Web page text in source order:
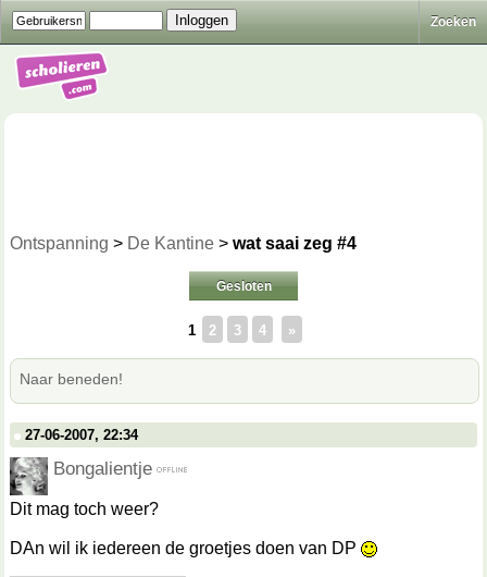
Zoeken
Ontspanning > De Kantine > wat saai zeg #4
Gesloten
1 2 3 4 »
Naar beneden!
27-06-2007, 22:34
Bongalientje
Dit mag toch weer?
DAn wil ik iedereen de groetjes doen van DP